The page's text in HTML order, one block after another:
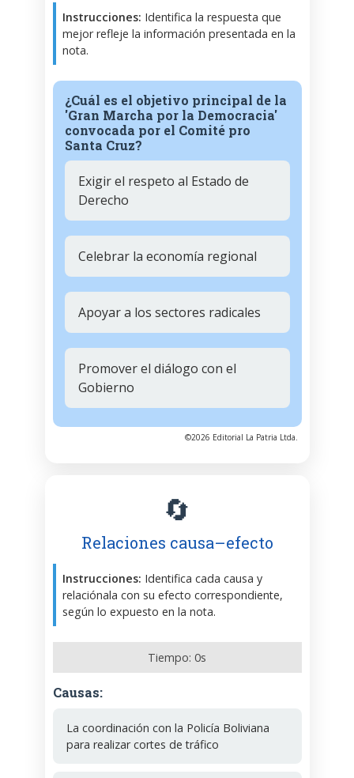
Instrucciones: Identifica la respuesta que
mejor refleje la información presentada en la
nota.
¿Cuál es el objetivo principal de la
'Gran Marcha por la Democracia'
convocada por el Comité pro
Santa Cruz?
Exigir el respeto al Estado de
Derecho
Celebrar la economía regional
Apoyar a los sectores radicales
Promover el diálogo con el
Gobierno
©2026 Editorial La Patria Ltda.
🔄
Relaciones causa–efecto
Instrucciones: Identifica cada causa y
relaciónala con su efecto correspondiente,
según lo expuesto en la nota.
Tiempo: 0s
Causas:
La coordinación con la Policía Boliviana
para realizar cortes de tráfico